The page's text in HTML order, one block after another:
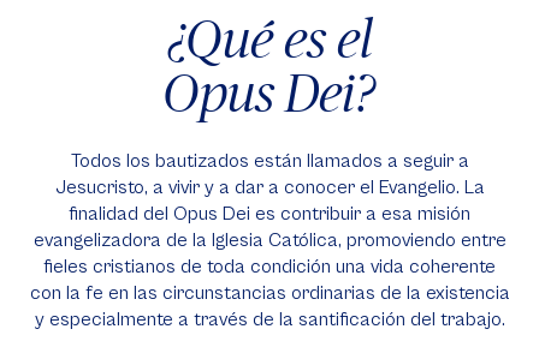
¿Qué es el
Opus Dei?
Todos los bautizados están llamados a seguir a
Jesucristo, a vivir y a dar a conocer el Evangelio. La
finalidad del Opus Dei es contribuir a esa misión
evangelizadora de la Iglesia Católica, promoviendo entre
fieles cristianos de toda condición una vida coherente
con la fe en las circunstancias ordinarias de la existencia
y especialmente a través de la santificación del trabajo.